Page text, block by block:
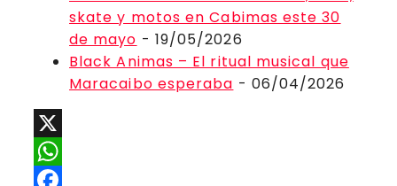
skate y motos en Cabimas este 30
de mayo - 19/05/2026
Black Animas – El ritual musical que
Maracaibo esperaba - 06/04/2026
X
WhatsApp